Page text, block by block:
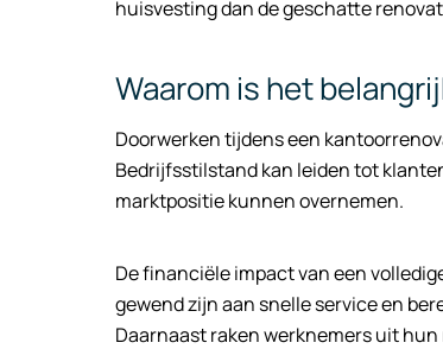
huisvesting dan de geschatte
Waarom is het
Doorwerken tijdens een
Bedrijfsstilstand kan leiden tot
marktpositie kunnen overnemen.
De financiële impact van een
gewend zijn aan snelle service en
Daarnaast raken werknemers uit